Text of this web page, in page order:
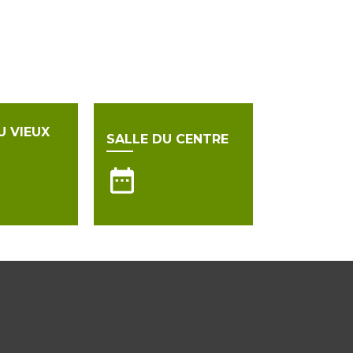
VIEUX
SALLE DU CENTRE
date_range